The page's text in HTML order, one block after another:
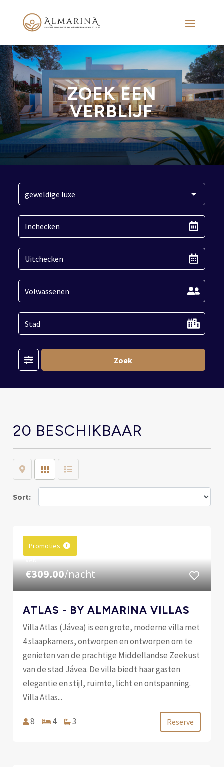
ZOEK EEN
VERBLIJF
Zoek
20 BESCHIKBAAR
Map Grid List
Sort:
Promoties
€309.00/nacht
ATLAS - BY ALMARINA VILLAS
Villa Atlas (Jávea) is een grote, moderne villa met
4 slaapkamers, ontworpen en ontworpen om te
genieten van de prachtige Middellandse Zeekust
van de stad Jávea. De villa biedt haar gasten
elegantie en stijl, ruimte, licht en ontspanning.
Villa Atlas...
8 4 3 Reserve